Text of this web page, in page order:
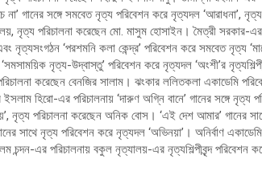
না’ গানের সঙ্গে সমবেত নৃত্য পরিবেশন করে নৃত্যদল ‘আরাধনা’,
নৃত্য পরিচালনা করেছেন মো. মাসুম হোসাইন। মৈত্রী সরকার-এর
নৃত্যসংগঠন ‘পরশমনি কলা কেন্দ্র’ পরিবেশন করে সমবেত নৃত্য
নৃত্য-উদ্বাস্তু’ পরিবেশন করে নৃত্যদল ‘অংশী’র
করেছেন বেনজির সালাম। ঝংকার ললিতকলা একাডেমি
হিরো-এর পরিচালনায় ‘দারুণ অগ্নি বানে’ গানের সঙ্গে নৃত্য
নৃত্য পরিচালনা করেছেন অনিক বোস। ‘এই দেশ আমার’ গানের
সাথে নৃত্য পরিবেশন করে নৃত্যদল ‘অভিনয়া’। অনির্বাণ
চন্দন-এর পরিচালনায় বকুল নৃত্যালয়-এর নৃত্যশিল্পীবৃন্দ পরিবেশন